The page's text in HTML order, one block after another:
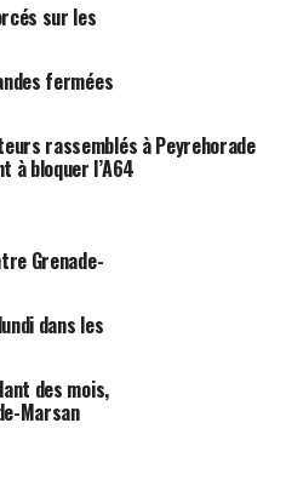
sur les
fermées
rassemblés à Peyrehorade
à bloquer l’A64
Grenade-
dans les
des mois,
Marsan